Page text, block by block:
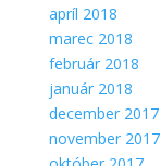
apríl 2018
marec 2018
február 2018
január 2018
december 2017
november 2017